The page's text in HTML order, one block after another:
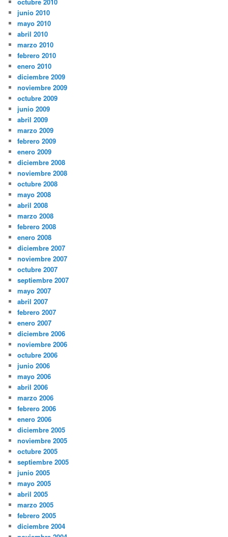
junio 2010
mayo 2010
abril 2010
marzo 2010
febrero 2010
enero 2010
diciembre 2009
noviembre 2009
octubre 2009
junio 2009
abril 2009
marzo 2009
febrero 2009
enero 2009
diciembre 2008
noviembre 2008
octubre 2008
mayo 2008
abril 2008
marzo 2008
febrero 2008
enero 2008
diciembre 2007
noviembre 2007
octubre 2007
septiembre 2007
mayo 2007
abril 2007
febrero 2007
enero 2007
diciembre 2006
noviembre 2006
octubre 2006
junio 2006
mayo 2006
abril 2006
marzo 2006
febrero 2006
enero 2006
diciembre 2005
noviembre 2005
octubre 2005
septiembre 2005
junio 2005
mayo 2005
abril 2005
marzo 2005
febrero 2005
diciembre 2004